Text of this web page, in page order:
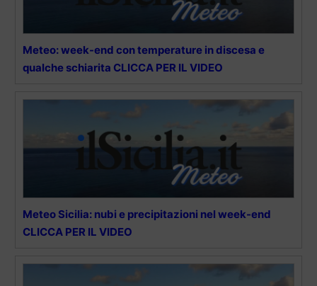
Meteo: week-end con temperature in discesa e
qualche schiarita CLICCA PER IL VIDEO
Meteo Sicilia: nubi e precipitazioni nel week-end
CLICCA PER IL VIDEO